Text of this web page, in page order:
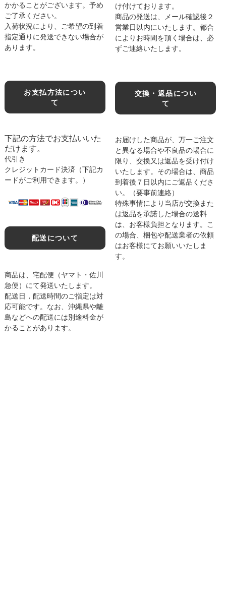
かかることがございます。予め
ご了承ください。
入荷状況により、ご希望の到着
指定通りに発送できない場合が
あります。
お支払方法につい
て
下記の方法でお支払いいた
だけます。
代引き
クレジットカード決済（下記カ
ードがご利用できます。）
配送について
商品は、宅配便（ヤマト・佐川
急便）にて発送いたします。
配送日，配送時間のご指定は対
応可能です。なお、沖縄県や離
島などへの配送には別途料金が
かることがあります。
け付けております。
商品の発送は、メール確認後２
営業日以内にいたします。都合
によりお時間を頂く場合は、必
ずご連絡いたします。
交換・返品につい
て
お届けした商品が、万一ご注文
と異なる場合や不良品の場合に
限り、交換又は返品を受け付け
いたします。その場合は、商品
到着後７日以内にご返品くださ
い。（要事前連絡）
特殊事情により当店が交換また
は返品を承諾した場合の送料
は、お客様負担となります。こ
の場合、梱包や配送業者の依頼
はお客様にてお願いいたしま
す。